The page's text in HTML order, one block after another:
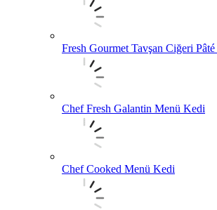
Fresh Gourmet Tavşan Ciğeri
Chef Fresh Galantin Menü Kedi
Chef Cooked Menü Kedi